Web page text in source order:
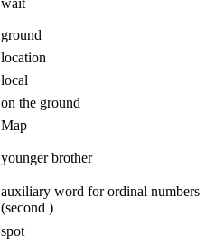
ground
location
local
on the ground
Map
younger brother
auxiliary word for ordinal numbers
(second )
spot